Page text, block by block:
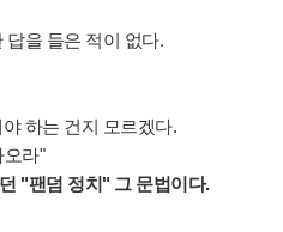
답을 들은 적이 없다.
하는 건지 모르겠다.
오라"
"팬덤 정치" 그 문법이다.